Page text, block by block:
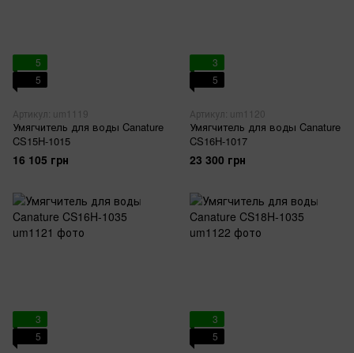
5
5
Артикул: um1119
Умягчитель для воды Canature
CS15H-1015
16 105 грн
3
5
Артикул: um1120
Умягчитель для воды Canature
CS16H-1017
23 300 грн
3
5
3
5